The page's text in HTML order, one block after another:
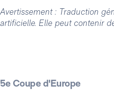
Avertissement : Traduction
artificielle. Elle peut contenir
5e Coupe d'Europe